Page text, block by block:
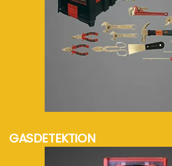
GASDETEKTION